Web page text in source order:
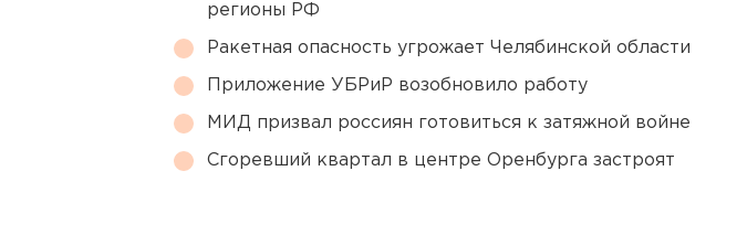
регионы РФ
Ракетная опасность угрожает Челябинской области
Приложение УБРиР возобновило работу
МИД призвал россиян готовиться к затяжной войне
Сгоревший квартал в центре Оренбурга застроят